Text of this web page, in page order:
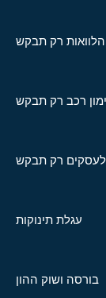
הלוואות רק תבקש
רכב רק תבקש
לעסקים רק תבקש
עגלת תינוקות
בורסה ושוק ההון